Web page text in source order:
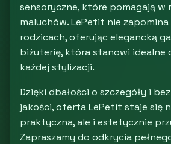
sensoryczne, które pomagają w
maluchów. LePetit nie
rodzicach, oferując elegancką
biżuterię, która stanowi idealne
każdej stylizacji.
Dzięki dbałości o szczegóły i
jakości, oferta LePetit staje się
praktyczna, ale i estetycznie
Zapraszamy do odkrycia